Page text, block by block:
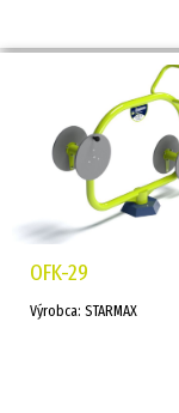
OFK-29
Výrobca: STARMAX